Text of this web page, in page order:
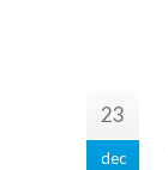
23
dec